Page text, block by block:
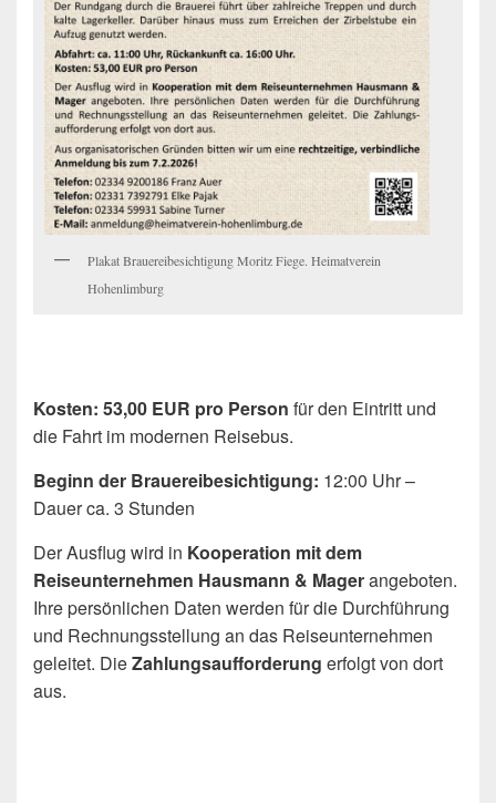
Plakat Brauereibesichtigung Moritz Fiege. Heimatverein
Hohenlimburg
Kosten: 53,00 EUR pro Person für den Eintritt und
die Fahrt im modernen Reisebus.
Beginn der Brauereibesichtigung: 12:00 Uhr –
Dauer ca. 3 Stunden
Der Ausflug wird in Kooperation mit dem
Reiseunternehmen Hausmann & Magerangeboten.
Ihre persönlichen Daten werden für die Durchführung
und Rechnungsstellung an das Reiseunternehmen
geleitet. DieZahlungsaufforderung erfolgt von dort
aus.